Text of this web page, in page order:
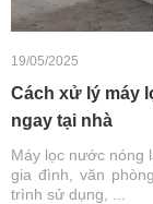
19/05/2025
Cách xử lý máy
ngay tại nhà
Máy lọc nước nóng
gia đình, văn
trình sử dụng, ...